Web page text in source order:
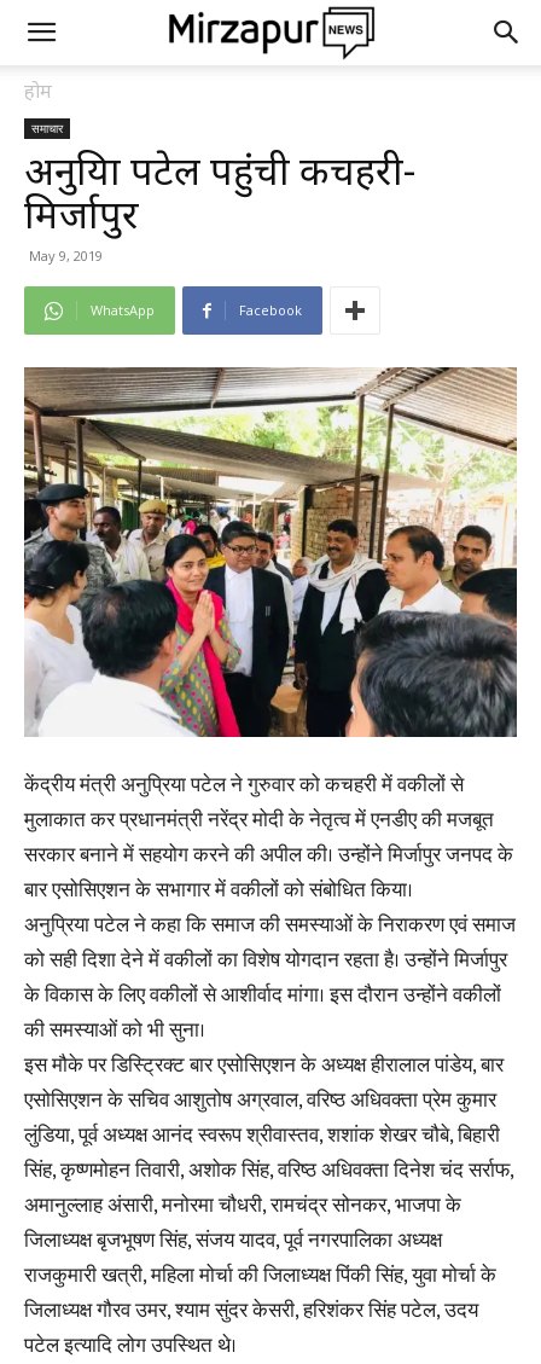
होम
समाचार
अनुप्रिया पटेल पहुंची कचहरी-
मिर्जापुर
May 9, 2019
WhatsApp Facebook
केंद्रीय मंत्री अनुप्रिया पटेल ने गुरुवार को कचहरी में वकीलों से
मुलाकात कर प्रधानमंत्री नरेंद्र मोदी के नेतृत्व में एनडीए की मजबूत
सरकार बनाने में सहयोग करने की अपील की। उन्होंने मिर्जापुर जनपद के
बार एसोसिएशन के सभागार में वकीलों को संबोधित किया।
अनुप्रिया पटेल ने कहा कि समाज की समस्याओं के निराकरण एवं समाज
को सही दिशा देने में वकीलों का विशेष योगदान रहता है। उन्होंने मिर्जापुर
के विकास के लिए वकीलों से आशीर्वाद मांगा। इस दौरान उन्होंने वकीलों
की समस्याओं को भी सुना।
इस मौके पर डिस्ट्रिक्ट बार एसोसिएशन के अध्यक्ष हीरालाल पांडेय, बार
एसोसिएशन के सचिव आशुतोष अग्रवाल, वरिष्ठ अधिवक्ता प्रेम कुमार
लुंडिया, पूर्व अध्यक्ष आनंद स्वरूप श्रीवास्तव, शशांक शेखर चौबे, बिहारी
सिंह, कृष्णमोहन तिवारी, अशोक सिंह, वरिष्ठ अधिवक्ता दिनेश चंद सर्राफ,
अमानुल्लाह अंसारी, मनोरमा चौधरी, रामचंद्र सोनकर, भाजपा के
जिलाध्यक्ष बृजभूषण सिंह, संजय यादव, पूर्व नगरपालिका अध्यक्ष
राजकुमारी खत्री, महिला मोर्चा की जिलाध्यक्ष पिंकी सिंह, युवा मोर्चा के
जिलाध्यक्ष गौरव उमर, श्याम सुंदर केसरी, हरिशंकर सिंह पटेल, उदय
पटेल इत्यादि लोग उपस्थित थे।